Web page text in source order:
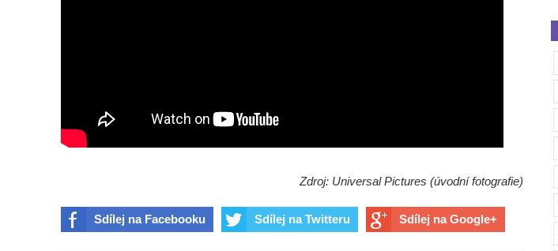
Zdroj: Universal Pictures (úvodní fotografie)
Sdílej na Facebooku Sdílej na Twitteru Sdílej na Google+